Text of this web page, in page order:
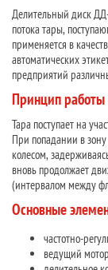
Делительный диск
потока тары,
применяется в
автоматических
предприятий
Принцип работы
Тара поступает на
При попадании в
колесом,
вновь продолжает
(интервалом между
Основные
частотно-
ведущий